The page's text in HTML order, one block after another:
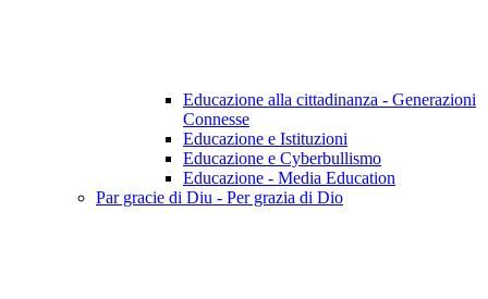
Educazione alla cittadinanza - Generazioni
Connesse
Educazione e Istituzioni
Educazione e Cyberbullismo
Educazione - Media Education
Par gracie di Diu - Per grazia di Dio